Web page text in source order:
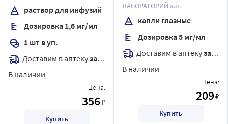
раствор для инфузий
Дозировка 1,6 мг/мл
1 шт в уп.
Доставим в аптекузавтра
В наличии
Цена:
356₽
Купить
ЛАБОРАТОРИЙ а.о.
капли глазные
Дозировка 5 мг/мл
Доставим в аптекузавтра
В наличии
Цена:
209₽
Купить